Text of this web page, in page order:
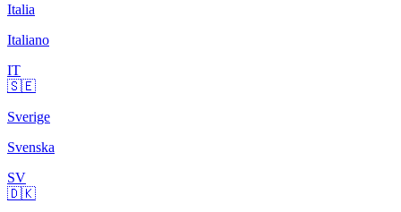
Italia
Italiano
IT
🇸🇪
Sverige
Svenska
SV
🇩🇰